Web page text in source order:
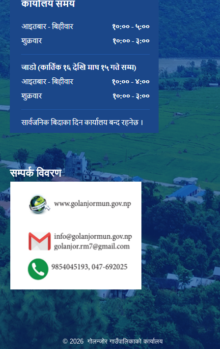
सम्पर्क विवरण
© 2026 गोलन्जोर गाउँपालिकाको कार्यालय